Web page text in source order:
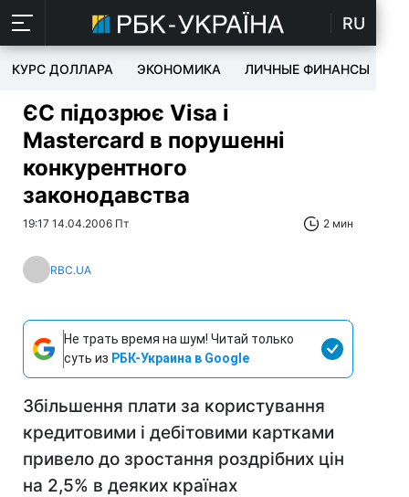
RU
КУРС ДОЛЛАРА ЭКОНОМИКА ЛИЧНЫЕ ФИНАНСЫ
ЄС підозрює Visa і
Mastercard в порушенні
конкурентного
законодавства
19:17 14.04.2006 Пт 2 мин
RBC.UA
Не трать время на шум! Читай только
суть из РБК-Украина в Google
Збільшення плати за користування
кредитовими і дебітовими картками
привело до зростання роздрібних цін
на 2,5% в деяких країнах